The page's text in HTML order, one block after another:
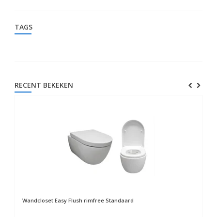
TAGS
RECENT BEKEKEN
Wandcloset Easy Flush rimfree Standaard